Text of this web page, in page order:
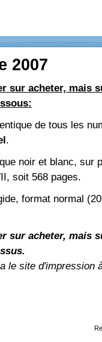
2007
sur acheter, mais
de tous les
.
noir et blanc, sur
soit 568 pages.
format normal
sur acheter, mais
le site d'impression